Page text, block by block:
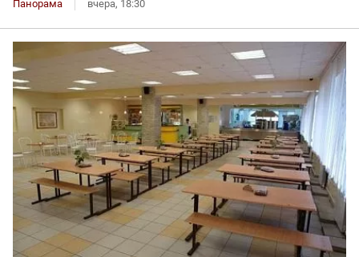
Панорама вчера, 18:30